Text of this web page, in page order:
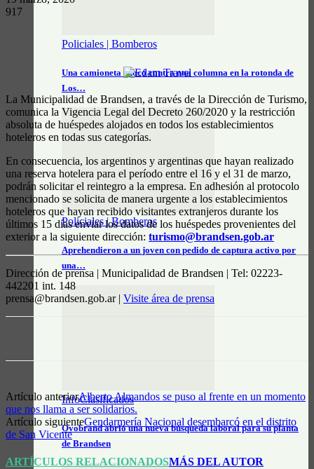
Policiales | Bomberos
Una camioneta chocó contra una columna en la rotonda de
Los…
Policiales | Bomberos
Aprehendieron a un joven con pedido de captura activo por
una…
InfoClasificados
Ovobrand abrió una nueva búsqueda laboral para su planta
de Brandsen
917
La Municipalidad de Brandsen, a través de la Dirección de Turismo,
comunica la Vigencia Legal del Decreto 260/2020 y la restricción
absoluta de huéspedes alojados en todos los establecimientos
hoteleros en todas sus categorías.
En consecuencia, los argentinos y argentinas que hayan realizado
una reserva hotelera para el período entre el 16 y el 31 de marzo,
podrán solicitar el reintegro a la empresa. En adhesión al protocolo
mencionado se solicita de manera urgente a los establecimientos
hoteleros que hayan recibido visitantes extranjeros durante los
últimos 15 días enviar los datos de los huéspedes provenientes del
exterior a la siguiente dirección: turismo@brandsen.gob.ar
Dirección de prensa | Municipalidad de Brandsen | Tel: 02223-
442201 int. 148
prensa@brandsen.gob.ar | Visite área de prensa
Artículo anteriorAlberto Almandos se puso al frente en un momento
que nos llama a ser solidarios.
Artículo siguienteGendarmería Nacional desembarcó en el distrito
de San Vicente
ARTÍCULOS RELACIONADOSMÁS DEL AUTOR